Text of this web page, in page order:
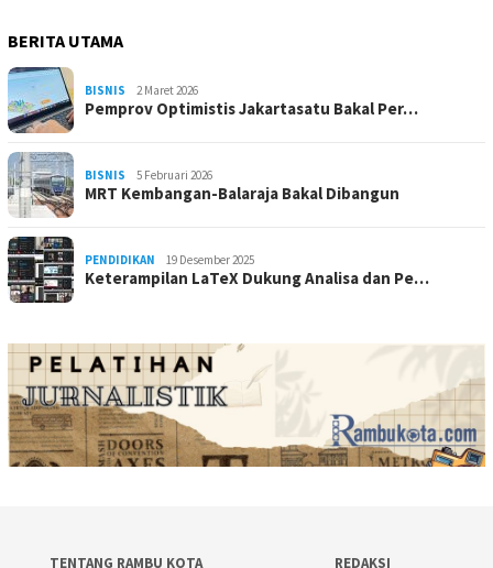
BERITA UTAMA
BISNIS 2 Maret 2026
Pemprov Optimistis Jakartasatu Bakal Per…
BISNIS 5 Februari 2026
MRT Kembangan-Balaraja Bakal Dibangun
PENDIDIKAN 19 Desember 2025
Keterampilan LaTeX Dukung Analisa dan Pe…
TENTANG RAMBU KOTA REDAKSI